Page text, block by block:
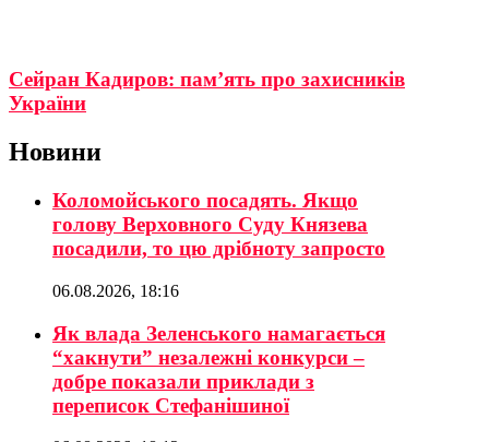
Сейран Кадиров: пам’ять про захисників
України
Новини
Коломойського посадять. Якщо
голову Верховного Суду Князева
посадили, то цю дрібноту запросто
06.08.2026, 18:16
Як влада Зеленського намагається
“хакнути” незалежні конкурси –
добре показали приклади з
переписок Стефанішиної